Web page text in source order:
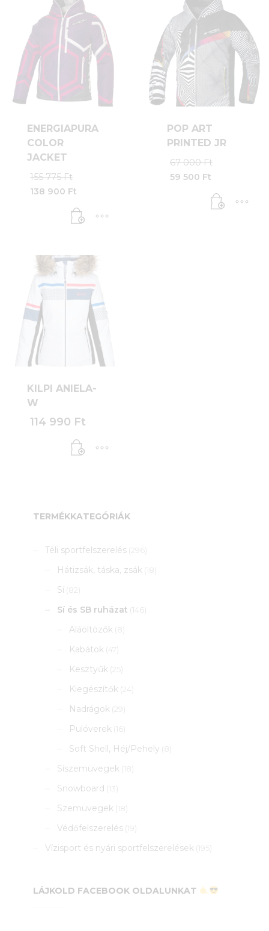
ENERGIAPURA
COLOR
JACKET
155 775Ft
775 Ft.
138 900 Ft
POP ART
PRINTED JR
67 000Ft
000 Ft.
59 500 Ft
KILPI ANIELA-
W
114 990 Ft
TERMÉKKATEGÓRIÁK
Téli sportfelszerelés (296)
Hátizsák, táska, zsák (18)
Sí (82)
Sí és SB ruházat (146)
Aláöltözők (8)
Kabátok (47)
Kesztyűk (25)
Kiegészítők (24)
Nadrágok (29)
Pulóverek (16)
Soft Shell, Héj/Pehely (8)
Síszemüvegek (18)
Snowboard (13)
Szemüvegek (18)
Védőfelszerelés (19)
Vízisport és nyári sportfelszerelések (195)
LÁJKOLD FACEBOOK OLDALUNKAT